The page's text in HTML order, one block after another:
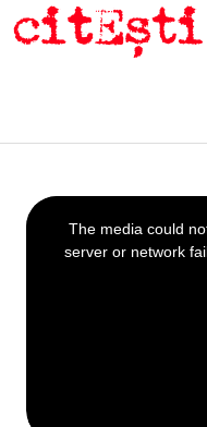
This
is
a
The media could
server or network